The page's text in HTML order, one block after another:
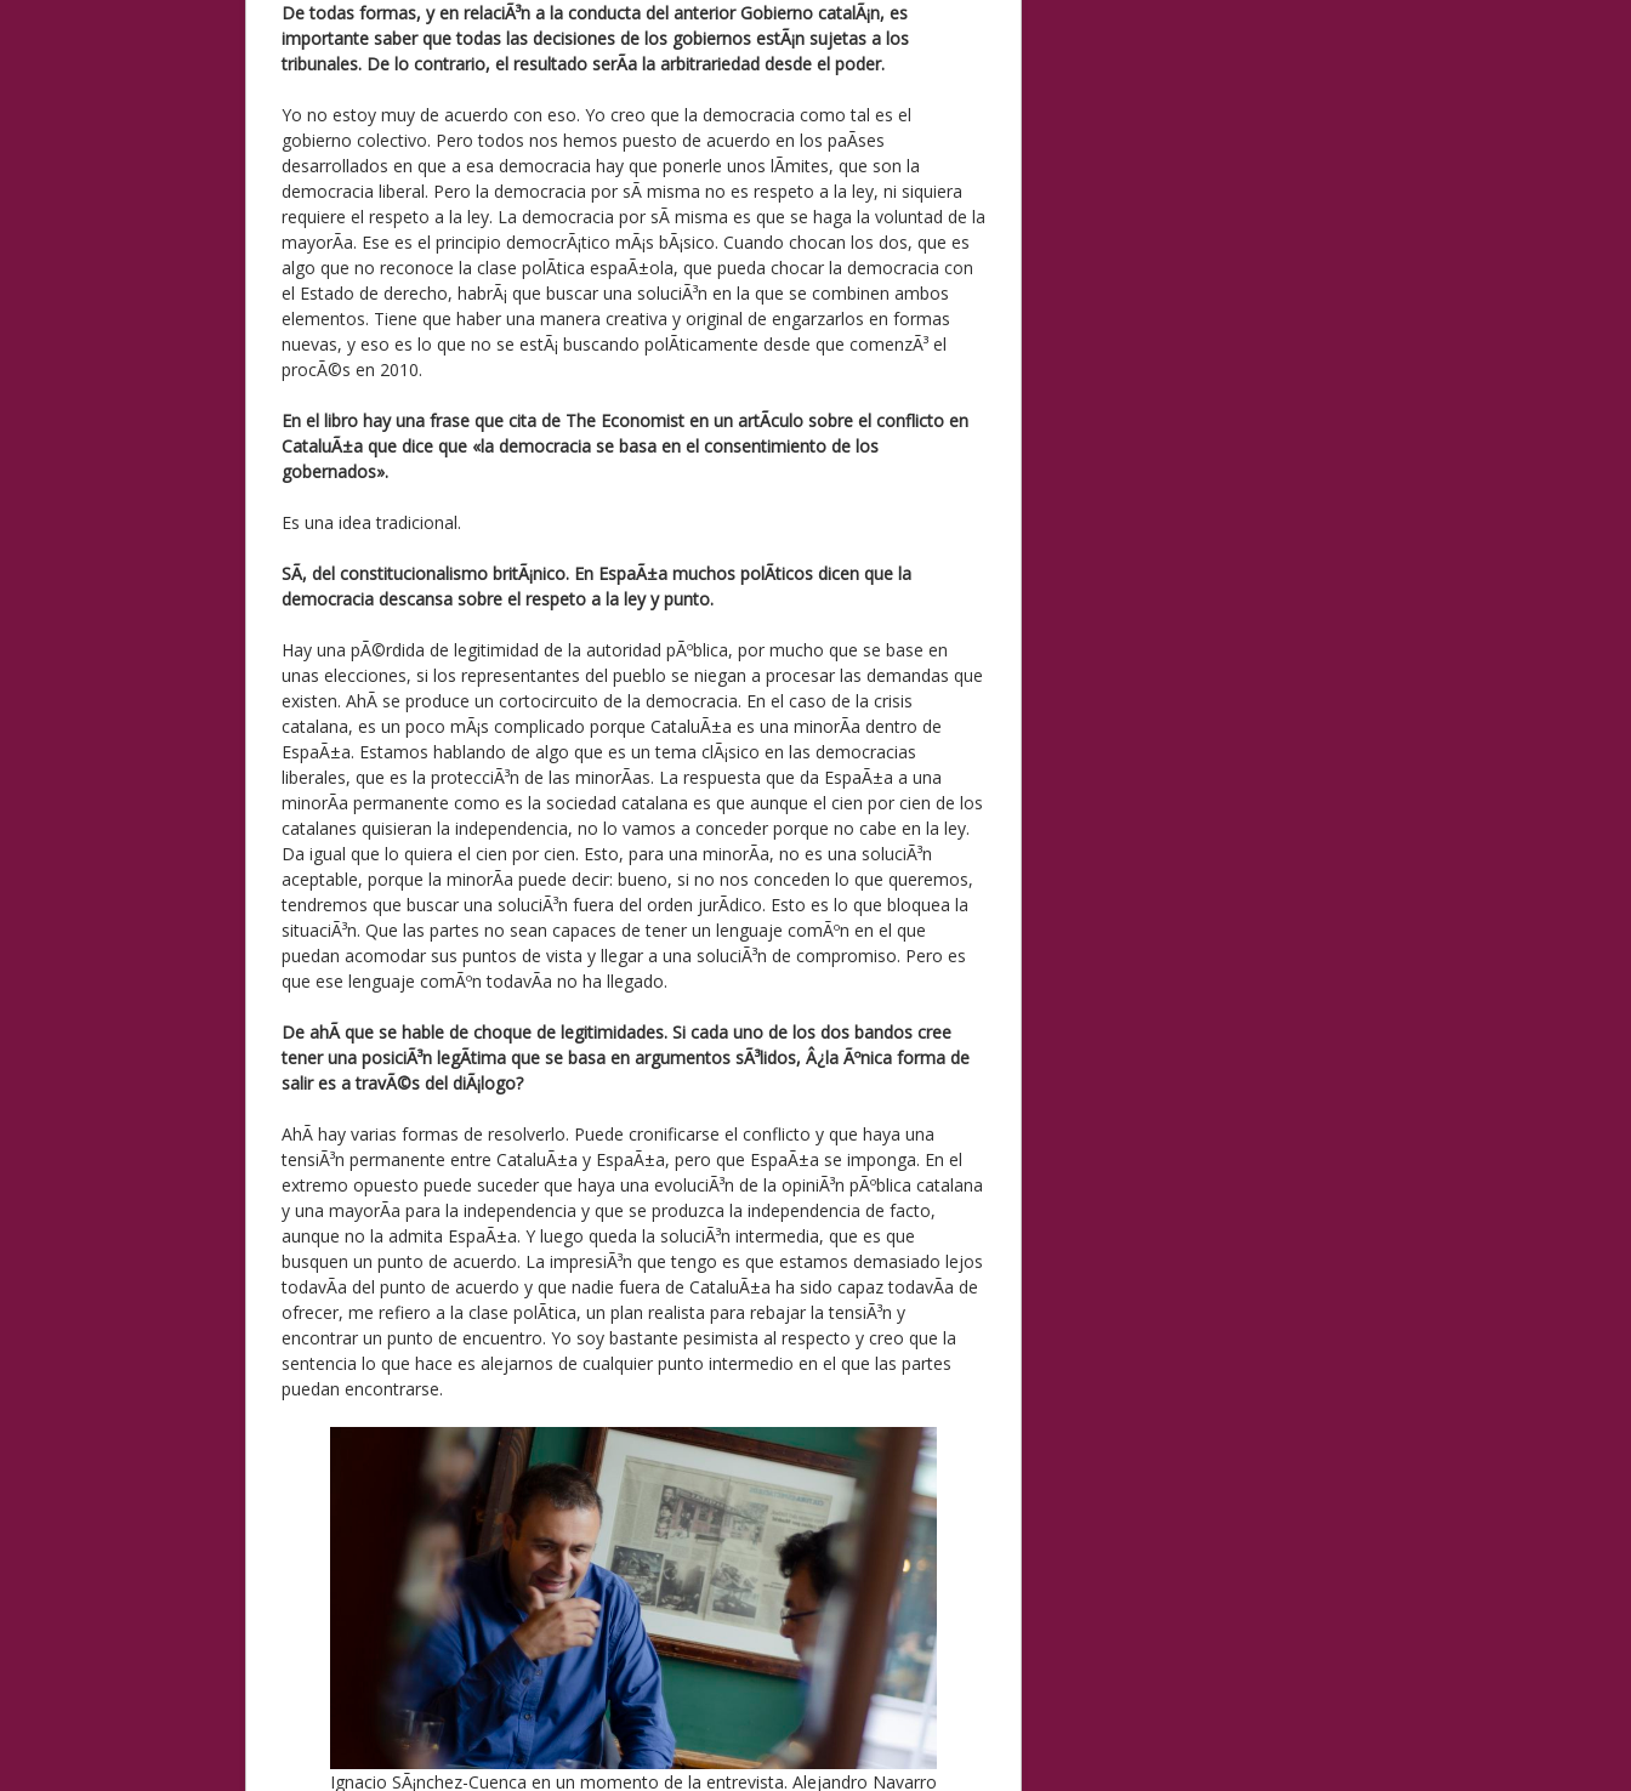
De todas formas, y en relaciÃ³n a la conducta del anterior Gobierno catalÃ¡n, es
importante saber que todas las decisiones de los gobiernos estÃ¡n sujetas a los
tribunales. De lo contrario, el resultado serÃ­a la arbitrariedad desde el poder.
Yo no estoy muy de acuerdo con eso. Yo creo que la democracia como tal es el
gobierno colectivo. Pero todos nos hemos puesto de acuerdo en los paÃ­ses
desarrollados en que a esa democracia hay que ponerle unos lÃ­mites, que son la
democracia liberal. Pero la democracia por sÃ­ misma no es respeto a la ley, ni siquiera
requiere el respeto a la ley. La democracia por sÃ­ misma es que se haga la voluntad de la
mayorÃ­a. Ese es el principio democrÃ¡tico mÃ¡s bÃ¡sico. Cuando chocan los dos, que es
algo que no reconoce la clase polÃ­tica espaÃ±ola, que pueda chocar la democracia con
el Estado de derecho, habrÃ¡ que buscar una soluciÃ³n en la que se combinen ambos
elementos. Tiene que haber una manera creativa y original de engarzarlos en formas
nuevas, y eso es lo que no se estÃ¡ buscando polÃ­ticamente desde que comenzÃ³ el
procÃ©s en 2010.
En el libro hay una frase que cita de The Economist en un artÃ­culo sobre el conflicto en
CataluÃ±a que dice que «la democracia se basa en el consentimiento de los
gobernados».
Es una idea tradicional.
SÃ­, del constitucionalismo britÃ¡nico. En EspaÃ±a muchos polÃ­ticos dicen que la
democracia descansa sobre el respeto a la ley y punto.
Hay una pÃ©rdida de legitimidad de la autoridad pÃºblica, por mucho que se base en
unas elecciones, si los representantes del pueblo se niegan a procesar las demandas que
existen. AhÃ­ se produce un cortocircuito de la democracia. En el caso de la crisis
catalana, es un poco mÃ¡s complicado porque CataluÃ±a es una minorÃ­a dentro de
EspaÃ±a. Estamos hablando de algo que es un tema clÃ¡sico en las democracias
liberales, que es la protecciÃ³n de las minorÃ­as. La respuesta que da EspaÃ±a a una
minorÃ­a permanente como es la sociedad catalana es que aunque el cien por cien de los
catalanes quisieran la independencia, no lo vamos a conceder porque no cabe en la ley.
Da igual que lo quiera el cien por cien. Esto, para una minorÃ­a, no es una soluciÃ³n
aceptable, porque la minorÃ­a puede decir: bueno, si no nos conceden lo que queremos,
tendremos que buscar una soluciÃ³n fuera del orden jurÃ­dico. Esto es lo que bloquea la
situaciÃ³n. Que las partes no sean capaces de tener un lenguaje comÃºn en el que
puedan acomodar sus puntos de vista y llegar a una soluciÃ³n de compromiso. Pero es
que ese lenguaje comÃºn todavÃ­a no ha llegado.
De ahÃ­ que se hable de choque de legitimidades. Si cada uno de los dos bandos cree
tener una posiciÃ³n legÃ­tima que se basa en argumentos sÃ³lidos, Â¿la Ãºnica forma de
salir es a travÃ©s del diÃ¡logo?
AhÃ­ hay varias formas de resolverlo. Puede cronificarse el conflicto y que haya una
tensiÃ³n permanente entre CataluÃ±a y EspaÃ±a, pero que EspaÃ±a se imponga. En el
extremo opuesto puede suceder que haya una evoluciÃ³n de la opiniÃ³n pÃºblica catalana
y una mayorÃ­a para la independencia y que se produzca la independencia de facto,
aunque no la admita EspaÃ±a. Y luego queda la soluciÃ³n intermedia, que es que
busquen un punto de acuerdo. La impresiÃ³n que tengo es que estamos demasiado lejos
todavÃ­a del punto de acuerdo y que nadie fuera de CataluÃ±a ha sido capaz todavÃ­a de
ofrecer, me refiero a la clase polÃ­tica, un plan realista para rebajar la tensiÃ³n y
encontrar un punto de encuentro. Yo soy bastante pesimista al respecto y creo que la
sentencia lo que hace es alejarnos de cualquier punto intermedio en el que las partes
puedan encontrarse.
Ignacio SÃ¡nchez-Cuenca en un momento de la entrevista. Alejandro Navarro